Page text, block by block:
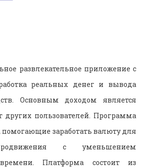
развлекательное приложение с
реальных денег и вывода
Основным доходом является
других пользователей. Программа
заработать валюту для
с уменьшением
Платформа состоит из